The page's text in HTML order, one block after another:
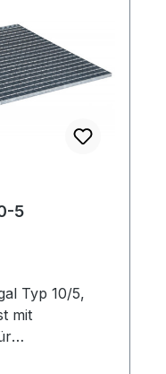
5
Typ 10/5,
mit